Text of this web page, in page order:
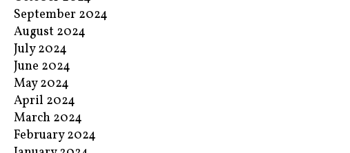
September 2024
August 2024
July 2024
June 2024
May 2024
April 2024
March 2024
February 2024